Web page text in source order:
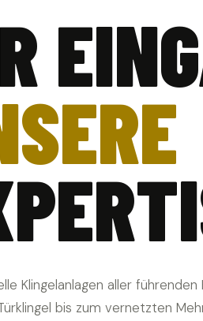
Klingelanlagen aller
bis zum vernetzten